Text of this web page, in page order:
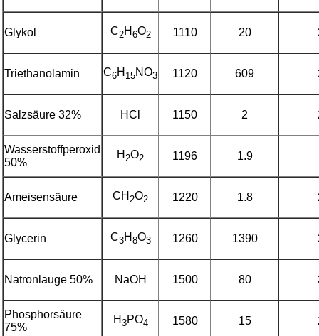
Glykol C2H 6O2 1110 20
Triethanolamin C6H 15NO3 1120 609
Salzsäure 32% HCl 1150 2
Wasserstoffperoxid
50%
H 2O2 1196 1.9
Ameisensäure CH 2O2 1220 1.8
Glycerin C3H 8O3 1260 1390
Natronlauge 50% NaOH 1500 80
Phosphorsäure
75%
H 3PO4 1580 15